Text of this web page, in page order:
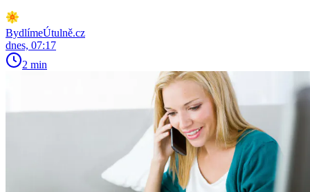
BydlímeÚtulně.cz
dnes, 07:17
2 min